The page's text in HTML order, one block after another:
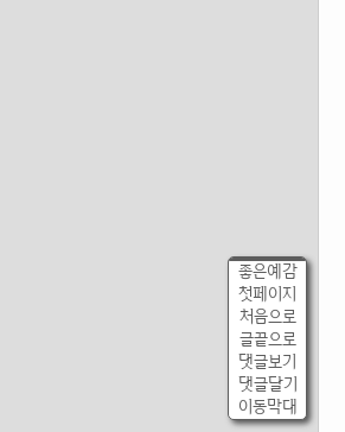
좋은예감
첫페이지
처음으로
글끝으로
댓글보기
댓글달기
이동막대